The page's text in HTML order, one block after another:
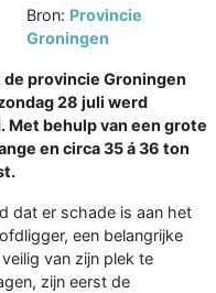
Bron: Provincie
Groningen
de provincie Groningen
28 juli werd
Met behulp van een grote
en circa 35 á 36 ton
dat er schade is aan het
een belangrijke
van zijn plek te
zijn eerst de